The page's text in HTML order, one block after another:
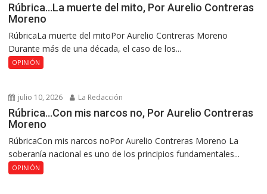
Rúbrica…La muerte del mito, Por Aurelio Contreras
Moreno
RúbricaLa muerte del mitoPor Aurelio Contreras Moreno
Durante más de una década, el caso de los...
OPINIÓN
julio 10, 2026 La Redacción
Rúbrica…Con mis narcos no, Por Aurelio Contreras
Moreno
RúbricaCon mis narcos noPor Aurelio Contreras Moreno La
soberanía nacional es uno de los principios fundamentales...
OPINIÓN